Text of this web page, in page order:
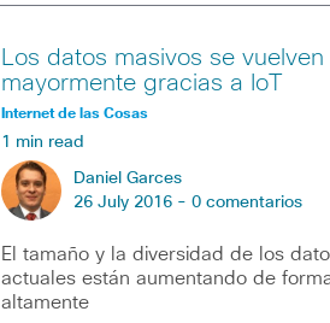
Los datos masivos se
mayormente gracias a IoT
Internet de las Cosas
1 min read
Daniel Garces
26 July 2016 - 0 comentarios
El tamaño y la diversidad de los
actuales están aumentando de
altamente